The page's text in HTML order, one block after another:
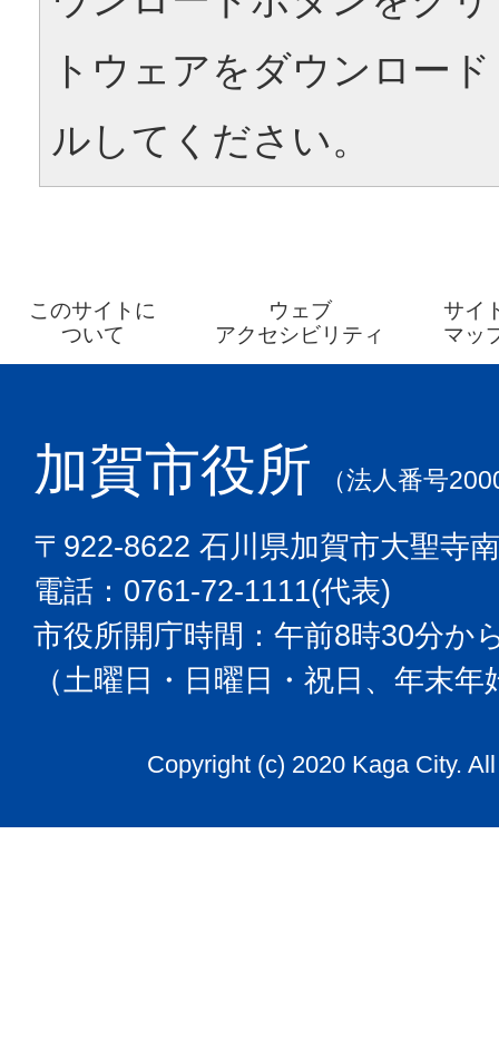
トウェアをダウンロー
ルしてください。
このサイトに
ついて
ウェブ
アクセシビリティ
サイ
マッ
加賀市役所 （法人番号
〒922-8622 石川県加賀市大聖寺
電話：0761-72-1111(代表)
市役所開庁時間：午前8時30分か
（土曜日・日曜日・祝日、年末
Copyright (c) 2020 Kaga City.